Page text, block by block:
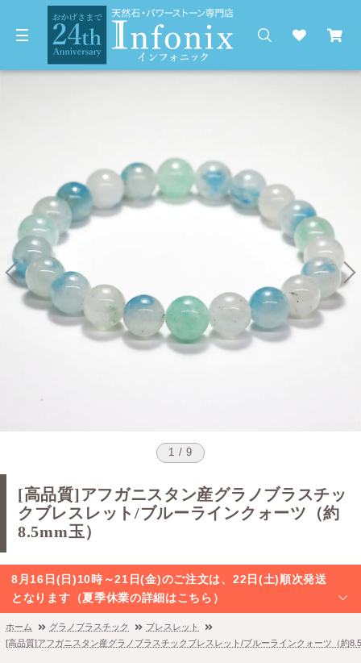
1 / 9
[高品質]アフガニスタン産グラノブラスチッ
クブレスレット/ブルーラインクォーツ（約
8.5mm玉）
8月16日(日)10時～21日(金)のご注文は、22日(土)順次発送
となります（夏季休業の詳細はこちら）
ホーム グラノブラスチック
ブレスレット
[高品質]アフガニスタン産グラノブラスチックブレスレット/ブルーラインクォーツ（約